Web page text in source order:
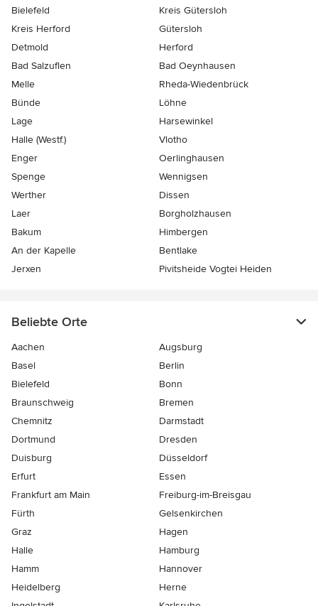
Bielefeld
Kreis Gütersloh
Kreis Herford
Gütersloh
Detmold
Herford
Bad Salzuflen
Bad Oeynhausen
Melle
Rheda-Wiedenbrück
Bünde
Löhne
Lage
Harsewinkel
Halle (Westf.)
Vlotho
Enger
Oerlinghausen
Spenge
Wennigsen
Werther
Dissen
Laer
Borgholzhausen
Bakum
Himbergen
An der Kapelle
Bentlake
Jerxen
Pivitsheide Vogtei Heiden
Beliebte Orte
Aachen
Augsburg
Basel
Berlin
Bielefeld
Bonn
Braunschweig
Bremen
Chemnitz
Darmstadt
Dortmund
Dresden
Duisburg
Düsseldorf
Erfurt
Essen
Frankfurt am Main
Freiburg-im-Breisgau
Fürth
Gelsenkirchen
Graz
Hagen
Halle
Hamburg
Hamm
Hannover
Heidelberg
Herne